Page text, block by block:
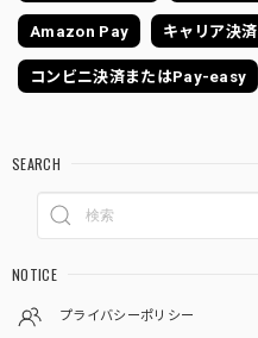
Amazon Pay キャリア決済
コンビニ決済またはPay-easy
SEARCH
NOTICE
プライバシーポリシー